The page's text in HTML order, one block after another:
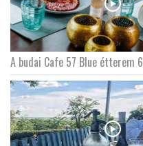
A budai Cafe 57 Blue étterem